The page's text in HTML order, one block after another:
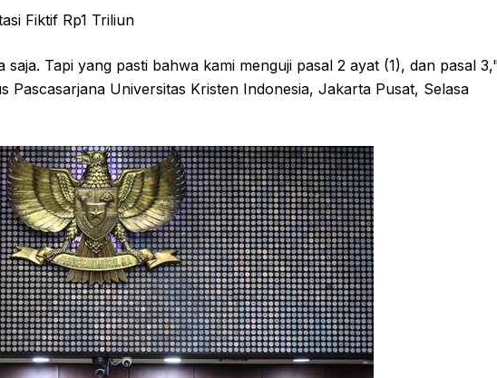
Fiktif Rp1 Triliun
Tapi yang pasti bahwa kami menguji pasal 2 ayat (1), dan pasal
Pascasarjana Universitas Kristen Indonesia, Jakarta Pusat, Selasa